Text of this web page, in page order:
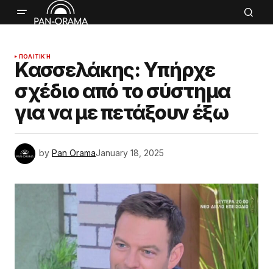
ΠΟΛΙΤΙΚΉ
Κασσελάκης: Υπήρχε
σχέδιο από το σύστημα
για να με πετάξουν έξω
by Pan OramaJanuary 18, 2025